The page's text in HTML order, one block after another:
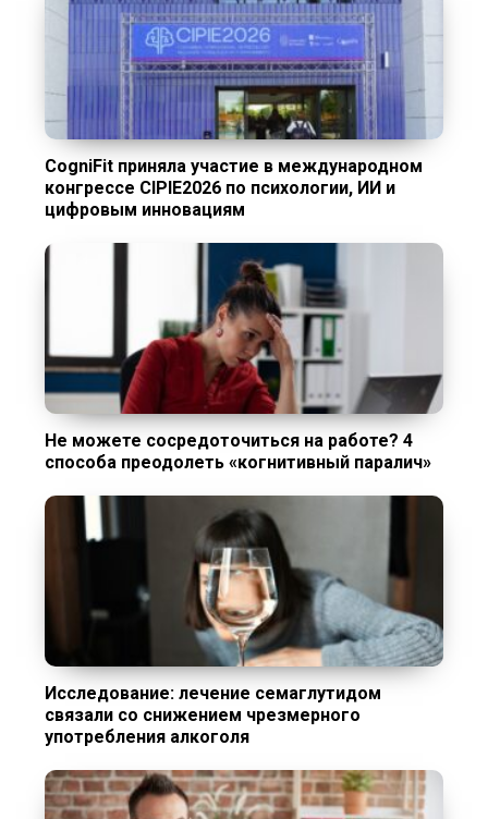
CogniFit приняла участие в международном
конгрессе CIPIE2026 по психологии, ИИ и
цифровым инновациям
Не можете сосредоточиться на работе? 4
способа преодолеть «когнитивный паралич»
Исследование: лечение семаглутидом
связали со снижением чрезмерного
употребления алкоголя